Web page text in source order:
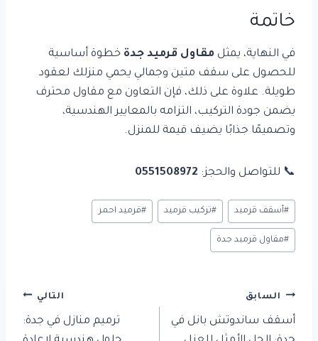
خاتمة
في النهاية، يمثل مقاول قرميد جدة خطوة أساسية
للحصول على سقف متين وجمالي يحمي منزلك لعقود
طويلة. علاوة على ذلك، فإن التعاون مع مقاول محترف
يضمن جودة التركيب، التزامه بالمعايير الهندسية،
وتصميمًا جذابًا يضيف قيمة للمنزل.
📞 للتواصل والحجز: 0551508972
وسوم
المقال:
#أسقف قرميد #تركيب قرميد #قرميد احمر
#مقاول قرميد جدة
تصفّح
المقالات
السابق
أسقف ساندوتش بانل في
التالي
ترميم منازل في جدة: